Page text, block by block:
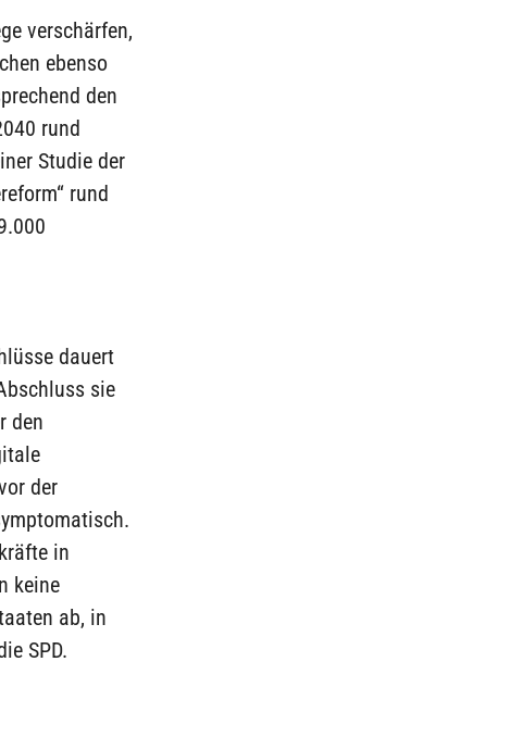
verschärfen,
ebenso
den
rund
Studie der
rund
dauert
sie
den
der
in
keine
ab, in
SPD.